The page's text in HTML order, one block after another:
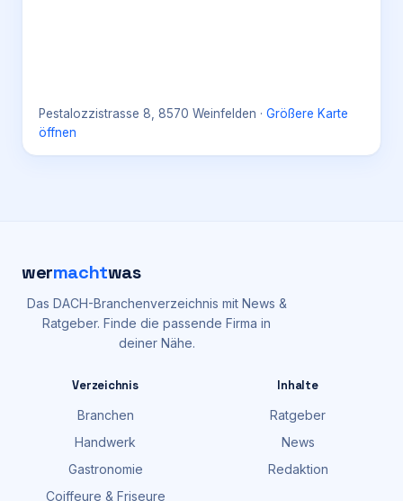
Pestalozzistrasse 8, 8570 Weinfelden · Größere Karte
öffnen
wermachtwas
Das DACH-Branchenverzeichnis mit News &
Ratgeber. Finde die passende Firma in
deiner Nähe.
Verzeichnis
Branchen
Handwerk
Gastronomie
Coiffeure & Friseure
Inhalte
Ratgeber
News
Redaktion